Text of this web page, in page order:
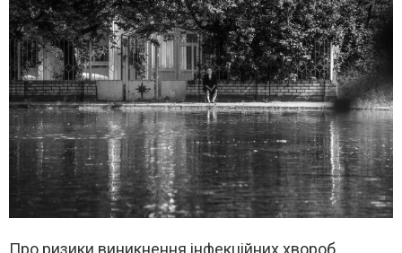
Про ризики виникнення інфекційних хвороб